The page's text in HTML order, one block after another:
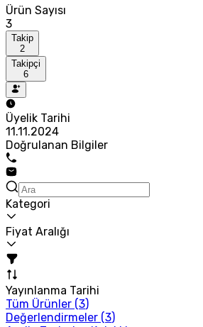
Ürün Sayısı
3
Takip
2
Takipçi
6
Üyelik Tarihi
11.11.2024
Doğrulanan Bilgiler
Kategori
Fiyat Aralığı
Yayınlanma Tarihi
Tüm Ürünler (3)
Değerlendirmeler (3)